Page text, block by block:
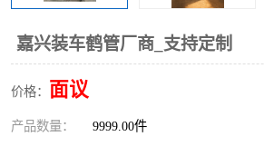
嘉兴装车鹤管厂商_支持定制
价格： 面议
产品数量： 9999.00件